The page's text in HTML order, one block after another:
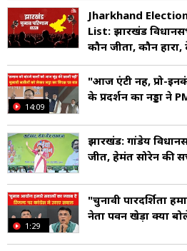
Jharkhand
List: झारखंड
कौन जीता, कौन
14:09
"आज एंटी नहीं, प्रो-
के प्रदर्शन का नड्डा ने
झारखंड: गांडेय
जीत, हेमंत सोरेन की
1:29
"चुनावी पारदर्शिता
नेता पवन खेड़ा क्या